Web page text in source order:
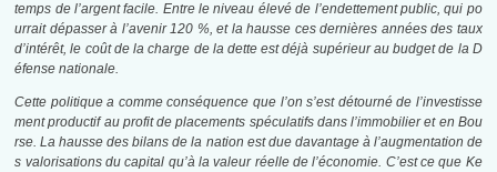
temps de l’argent facile. Entre le niveau élevé de l’endettement public, qui po
urrait dépasser à l’avenir 120 %, et la hausse ces dernières années des taux
d’intérêt, le coût de la charge de la dette est déjà supérieur au budget de la D
éfense nationale.
Cette politique a comme conséquence que l’on s’est détourné de l’investisse
ment productif au profit de placements spéculatifs dans l’immobilier et en Bou
rse. La hausse des bilans de la nation est due davantage à l’augmentation de
s valorisations du capital qu’à la valeur réelle de l’économie. C’est ce que Ke